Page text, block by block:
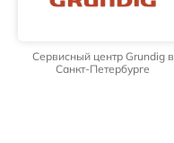
Сервисный центр Grundig в
Санкт-Петербурге